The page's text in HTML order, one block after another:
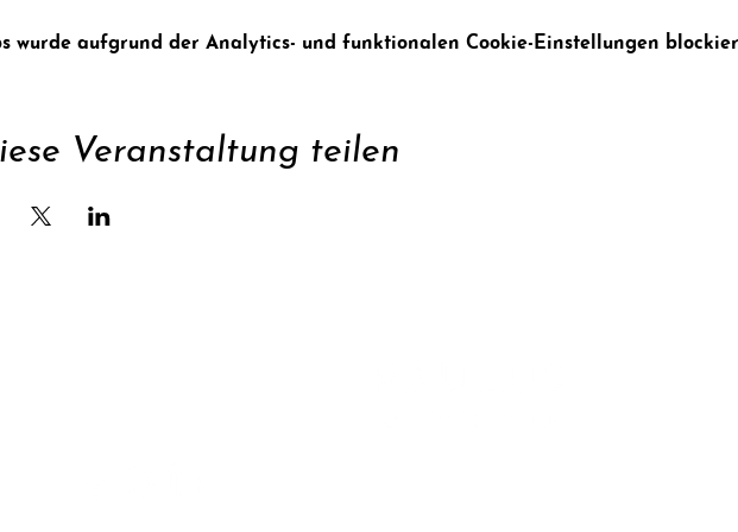
wurde aufgrund der Analytics- und funktionalen Cookie-Einstellungen
Veranstaltung teilen